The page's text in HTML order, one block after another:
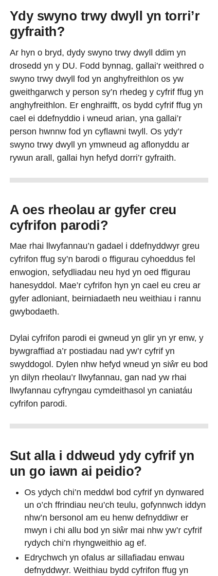
Ydy swyno trwy dwyll yn torri’r
gyfraith?
Ar hyn o bryd, dydy swyno trwy dwyll ddim yn
drosedd yn y DU. Fodd bynnag, gallai’r weithred o
swyno trwy dwyll fod yn anghyfreithlon os yw
gweithgarwch y person sy’n rhedeg y cyfrif ffug yn
anghyfreithlon. Er enghraifft, os bydd cyfrif ffug yn
cael ei ddefnyddio i wneud arian, yna gallai’r
person hwnnw fod yn cyflawni twyll. Os ydy’r
swyno trwy dwyll yn ymwneud ag aflonyddu ar
rywun arall, gallai hyn hefyd dorri’r gyfraith.
A oes rheolau ar gyfer creu
cyfrifon parodi?
Mae rhai llwyfannau’n gadael i ddefnyddwyr greu
cyfrifon ffug sy’n barodi o ffigurau cyhoeddus fel
enwogion, sefydliadau neu hyd yn oed ffigurau
hanesyddol. Mae’r cyfrifon hyn yn cael eu creu ar
gyfer adloniant, beirniadaeth neu weithiau i rannu
gwybodaeth.
Dylai cyfrifon parodi ei gwneud yn glir yn yr enw, y
bywgraffiad a’r postiadau nad yw’r cyfrif yn
swyddogol. Dylen nhw hefyd wneud yn siŵr eu bod
yn dilyn rheolau’r llwyfannau, gan nad yw rhai
llwyfannau cyfryngau cymdeithasol yn caniatáu
cyfrifon parodi.
Sut alla i ddweud ydy cyfrif yn
un go iawn ai peidio?
Os ydych chi’n meddwl bod cyfrif yn dynwared
un o’ch ffrindiau neu’ch teulu, gofynnwch iddyn
nhw’n bersonol am eu henw defnyddiwr er
mwyn i chi allu bod yn siŵr mai nhw yw’r cyfrif
rydych chi’n rhyngweithio ag ef.
Edrychwch yn ofalus ar sillafiadau enwau
defnyddwyr. Weithiau bydd cyfrifon ffug yn